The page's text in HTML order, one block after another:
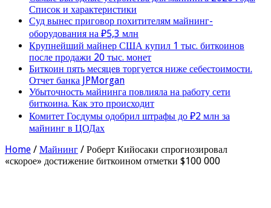
Список и характеристики
Суд вынес приговор похитителям майнинг-
оборудования на ₽5,3 млн
Крупнейший майнер США купил 1 тыс. биткоинов
после продажи 20 тыс. монет
Биткоин пять месяцев торгуется ниже себестоимости.
Отчет банка JPMorgan
Убыточность майнинга повлияла на работу сети
биткоина. Как это происходит
Комитет Госдумы одобрил штрафы до ₽2 млн за
майнинг в ЦОДах
Home / Майнинг / Роберт Кийосаки спрогнозировал
«скорое» достижение биткоином отметки $100 000